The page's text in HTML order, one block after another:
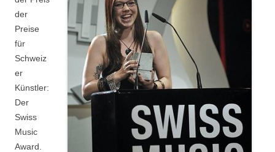
der
Preise
für
Schweiz
er
Künstler:
Der
Swiss
Music
Award.